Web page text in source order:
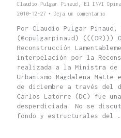
Claudio Pulgar Pinaud El INVI Opina
2010-12-27
Deja un comentario
Por Claudio Pulgar Pinaud,
(@cpulgarpinaud) (((OR)))
Reconstrucción
interpelación por la
realizada a la Ministra de
Urbanismo Magdalena
de diciembre a través del
Carlos Latorre (DC) fue
desperdiciada. No se
fondo y estructurales del …